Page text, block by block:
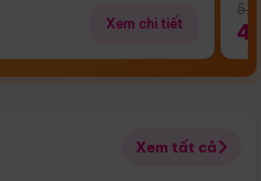
Xem chi tiết
Xem tất cả
Điểm nổi bật